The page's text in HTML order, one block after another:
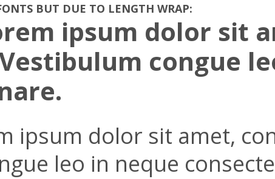
BUT DUE TO LENGTH WRAP:
ipsum dolor sit
congue
ipsum dolor sit amet,
leo in neque